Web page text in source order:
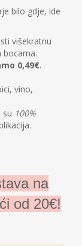
bilo gdje, ide
višekratnu
bocama.
0,49€.
vino,
su 100%
na
od 20€!